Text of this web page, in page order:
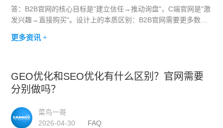
答：B2B官网的核心目标是"建立信任→推动询盘"，C端官网是"激
发兴趣→直接购买"。设计上的本质区别：B2B官网需要更多数据
（技术参数、行业标准、
更多资讯 +
GEO优化和SEO优化有什么区别？官网需要
分别做吗？
菜鸟一哥
2026-04-30
FAQ